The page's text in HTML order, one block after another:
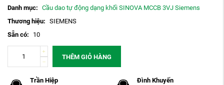
Danh mục: Cầu dao tự động dạng khối SINOVA MCCB 3VJ Siemens
Thương hiệu: SIEMENS
Sẵn có:
10
THÊM GIỎ HÀNG
Trần Hiệp Đình Khuyến